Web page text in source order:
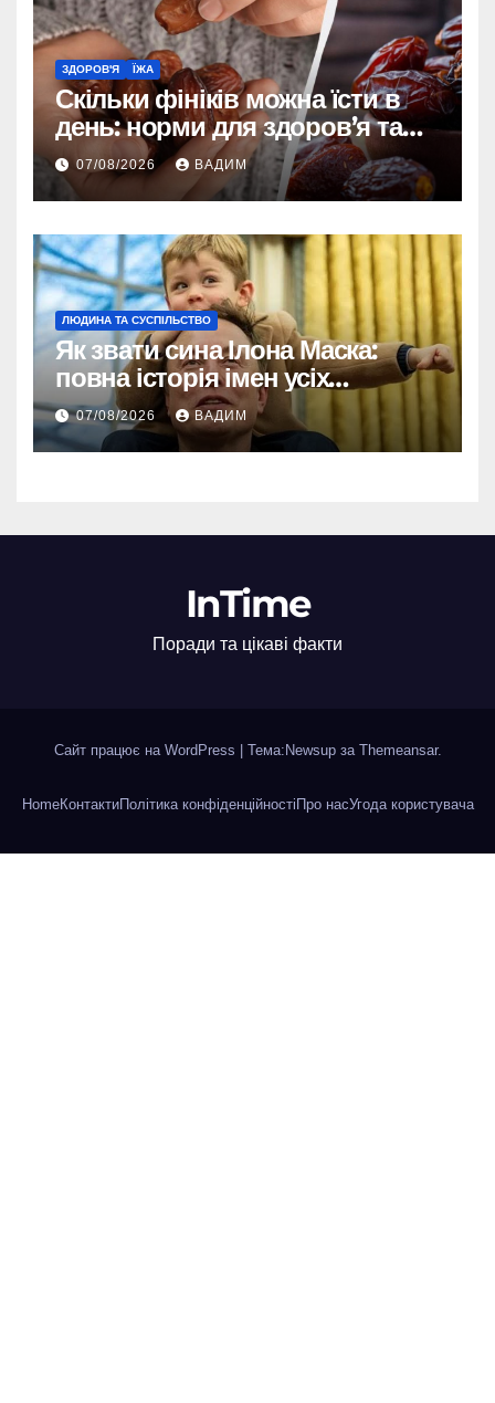
ЗДОРОВ'Я ЇЖА
Скільки фініків можна їсти в
день: норми для здоров’я та
енергії
07/08/2026 ВАДИМ
ЛЮДИНА ТА СУСПІЛЬСТВО
Як звати сина Ілона Маска:
повна історія імен усіх
хлопчиків мільярдера
07/08/2026 ВАДИМ
InTime
Поради та цікаві факти
Сайт працює на WordPress Тема:Newsup за Themeansar.
HomeКонтактиПолітика конфіденційностіПро насУгода користувача